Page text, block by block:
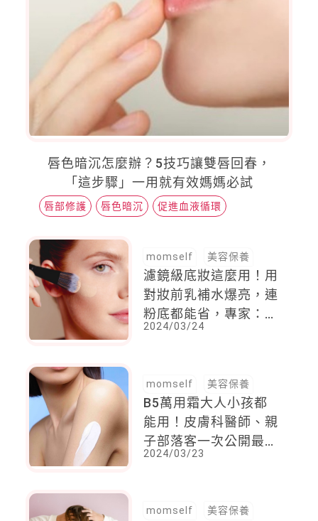
唇色暗沉怎麼辦？5技巧讓雙唇回春，
「這步驟」一用就有效媽媽必試
唇部修護 唇色暗沉 促進血液循環
momself 美容保養
濾鏡級底妝這麼用！用
對妝前乳補水爆亮，連
粉底都能省，專家：膚
質不好就用「這一款」
2024/03/24
momself 美容保養
B5萬用霜大人小孩都
能用！皮膚科醫師、親
子部落客一次公開最強
7大用法
2024/03/23
momself 美容保養